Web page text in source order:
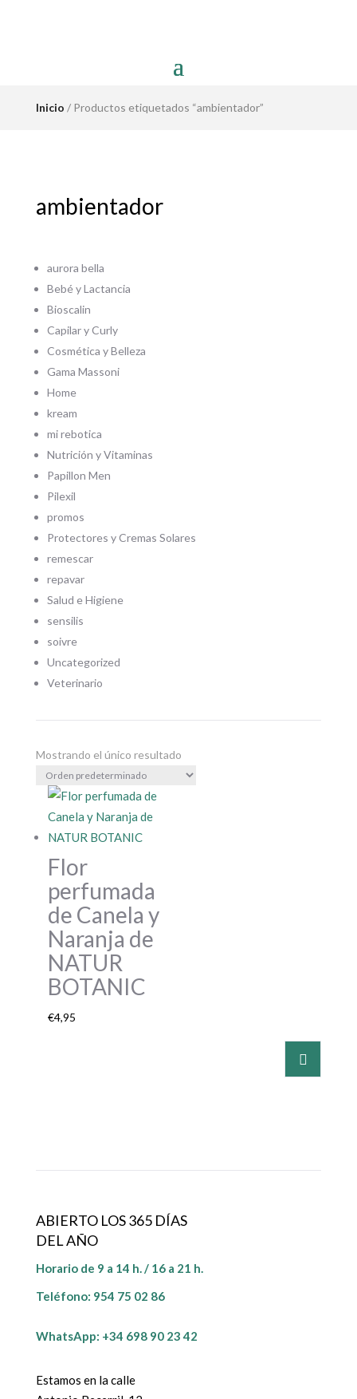
Inicio / Productos etiquetados “ambientador”
ambientador
aurora bella
Bebé y Lactancia
Bioscalin
Capilar y Curly
Cosmética y Belleza
Gama Massoni
Home
kream
mi rebotica
Nutrición y Vitaminas
Papillon Men
Pilexil
promos
Protectores y Cremas Solares
remescar
repavar
Salud e Higiene
sensilis
soivre
Uncategorized
Veterinario
Mostrando el único resultado
Flor
perfumada
de Canela y
Naranja de
NATUR
BOTANIC
€4,95
ABIERTO LOS 365 DÍAS
DEL AÑO
Horario de 9 a 14 h. / 16 a 21 h.
Teléfono: 954 75 02 86
WhatsApp: +34 698 90 23 42
Estamos en la calle